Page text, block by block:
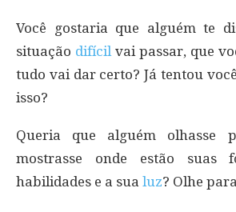
Você gostaria que alguém te
situação difícilvai passar, que
tudo vai dar certo? Já tentou
isso?
Queria que alguém olhasse
mostrasse onde estão suas
habilidades e a sua luz? Olhe